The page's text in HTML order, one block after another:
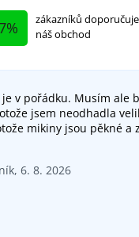
pracovní kalhoty
SKLADEM
zdravotnická
zákazníků doporučuje
náš obchod
v pořádku. Musím ale
jsem neodhadla
mikiny jsou pěkné a
6. 8. 2026